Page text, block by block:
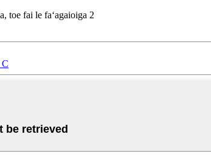
toe fai le faʻagaioiga 2